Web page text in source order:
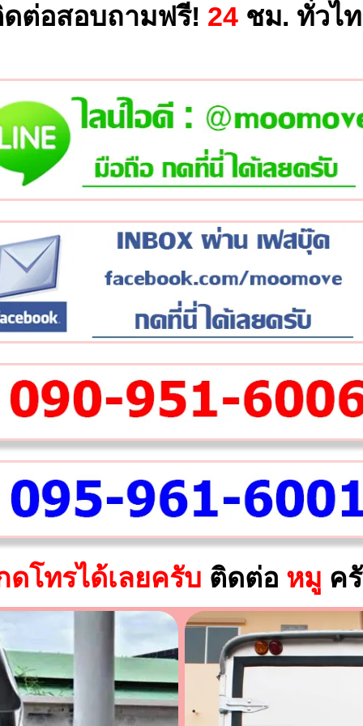
ต่อสอบถามฟรี! 24ชม. ทั่วไ
ดโทรได้เลยครับ ติดต่อ หมู ค